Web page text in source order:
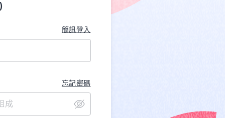
簡訊登入
忘記密碼